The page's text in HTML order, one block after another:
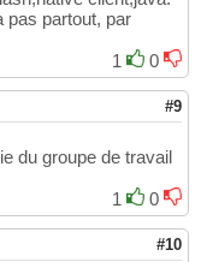
pas partout, par
1
0
#9
du groupe de travail
1
0
#10